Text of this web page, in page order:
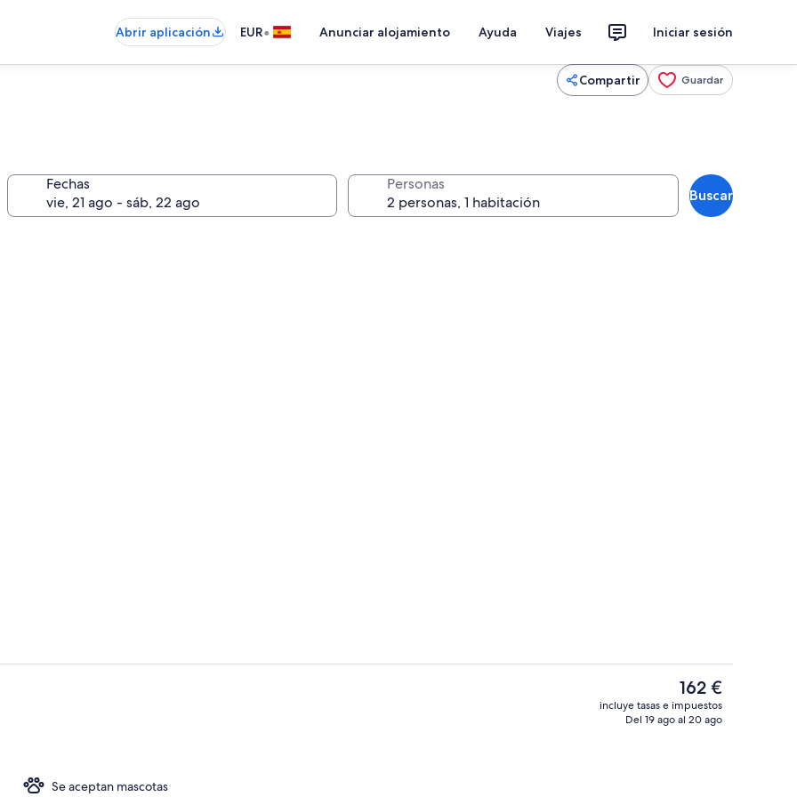
Abrir aplicación EUR• Anunciar alojamiento Ayuda Viajes Iniciar sesión
Compartir Guardar
Fechas Personas
Buscar
Vistas desde la habitación
Se aceptan mascotas
El
precio
actual
162 €
incluye tasas e impuestos
Del 19 ago al 20 ago